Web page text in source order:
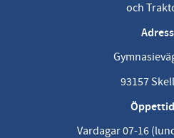
och
93157
Vardagar 07-16